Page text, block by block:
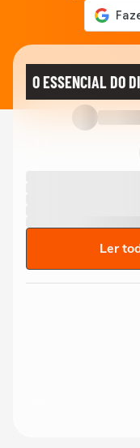
O ESSENCIAL DO
Ler